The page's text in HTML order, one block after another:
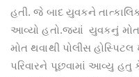
હતી. જે બાદ યુવકને
આવ્યો હતો.જયાં યુવકનું
મોત થવાથી પોલીસ હોસ્પિટલ
પરિવારને પૂછવામાં આવ્યુ હતુ